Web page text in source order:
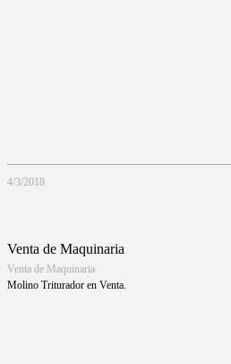
4/3/2018
Venta de Maquinaria
Venta de Maquinaria
Molino Triturador en Venta.